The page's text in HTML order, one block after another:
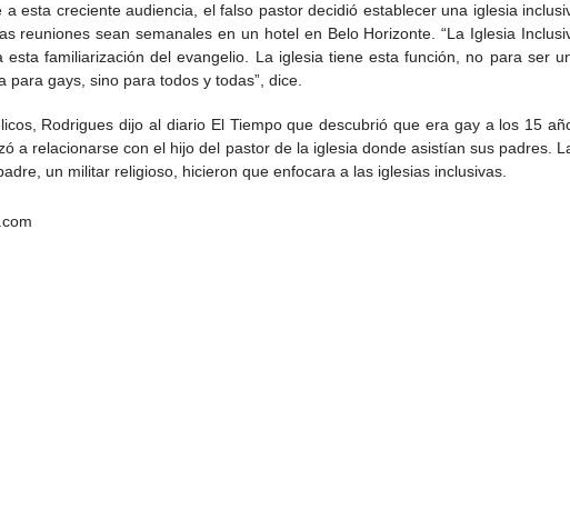
a esta creciente audiencia, el falso pastor decidió establecer una iglesia
reuniones sean semanales en un hotel en Belo Horizonte. “La Iglesia
esta familiarización del evangelio. La iglesia tiene esta función, no para ser
para gays, sino para todos y todas”, dice.
Rodrigues dijo al diario El Tiempo que descubrió que era gay a los 15
a relacionarse con el hijo del pastor de la iglesia donde asistían sus padres.
un militar religioso, hicieron que enfocara a las iglesias inclusivas.